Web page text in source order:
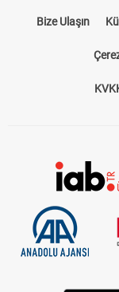
Bize Ulaşın